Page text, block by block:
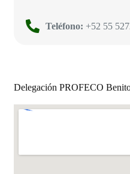
Teléfono: +52 55
Delegación PROFECO